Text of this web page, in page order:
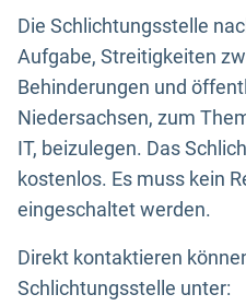
Die Schlichtungsstelle
Aufgabe, Streitigkeiten
Behinderungen und
Niedersachsen, zum
IT, beizulegen. Das
kostenlos. Es muss kein
eingeschaltet werden.
Direkt kontaktieren
Schlichtungsstelle unter: